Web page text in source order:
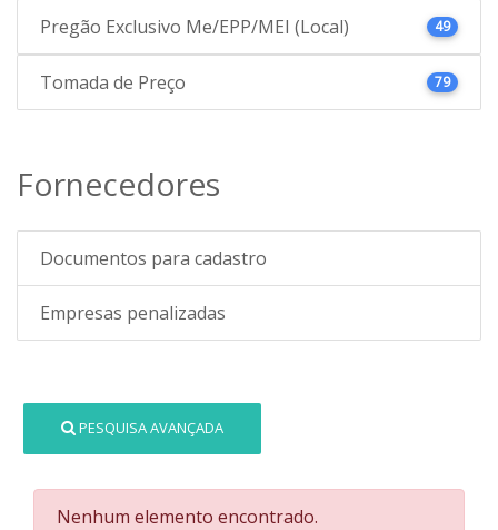
Pregão Exclusivo Me/EPP/MEI (Local) 49
Tomada de Preço 79
Fornecedores
Documentos para cadastro
Empresas penalizadas
PESQUISA AVANÇADA
Nenhum elemento encontrado.